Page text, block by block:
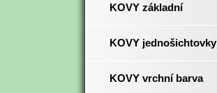
KOVY základní
KOVY jednošichtovky
KOVY vrchní barva